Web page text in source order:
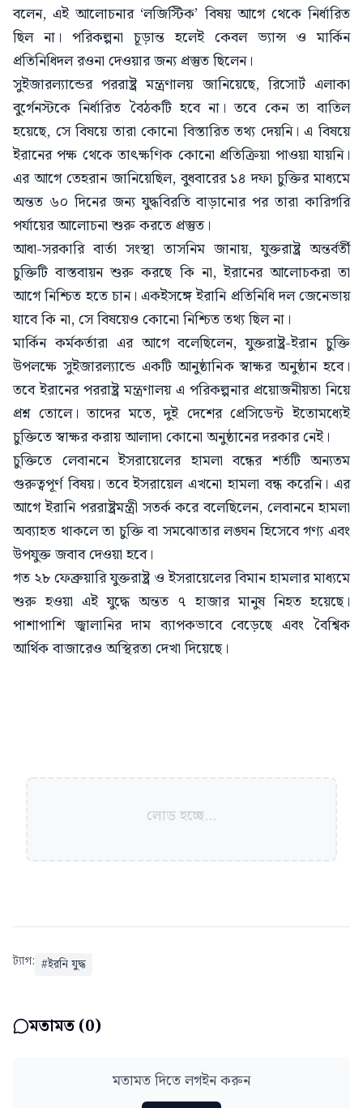
বলেন, এই আলোচনার ‘লজিস্টিক’ বিষয় আগে থেকে নির্ধারিত
ছিল না। পরিকল্পনা চূড়ান্ত হলেই কেবল ভ্যান্স ও মার্কিন
প্রতিনিধিদল রওনা দেওয়ার জন্য প্রস্তুত ছিলেন।
সুইজারল্যান্ডের পররাষ্ট্র মন্ত্রণালয় জানিয়েছে, রিসোর্ট এলাকা
বুর্গেনস্টকে নির্ধারিত বৈঠকটি হবে না। তবে কেন তা বাতিল
হয়েছে, সে বিষয়ে তারা কোনো বিস্তারিত তথ্য দেয়নি। এ বিষয়ে
ইরানের পক্ষ থেকে তাৎক্ষণিক কোনো প্রতিক্রিয়া পাওয়া যায়নি।
এর আগে তেহরান জানিয়েছিল, বুধবারের ১৪ দফা চুক্তির মাধ্যমে
অন্তত ৬০ দিনের জন্য যুদ্ধবিরতি বাড়ানোর পর তারা কারিগরি
পর্যায়ের আলোচনা শুরু করতে প্রস্তুত।
আধা-সরকারি বার্তা সংস্থা তাসনিম জানায়, যুক্তরাষ্ট্র অন্তর্বর্তী
চুক্তিটি বাস্তবায়ন শুরু করছে কি না, ইরানের আলোচকরা তা
আগে নিশ্চিত হতে চান। একইসঙ্গে ইরানি প্রতিনিধি দল জেনেভায়
যাবে কি না, সে বিষয়েও কোনো নিশ্চিত তথ্য ছিল না।
মার্কিন কর্মকর্তারা এর আগে বলেছিলেন, যুক্তরাষ্ট্র-ইরান চুক্তি
উপলক্ষে সুইজারল্যান্ডে একটি আনুষ্ঠানিক স্বাক্ষর অনুষ্ঠান হবে।
তবে ইরানের পররাষ্ট্র মন্ত্রণালয় এ পরিকল্পনার প্রয়োজনীয়তা নিয়ে
প্রশ্ন তোলে। তাদের মতে, দুই দেশের প্রেসিডেন্ট ইতোমধ্যেই
চুক্তিতে স্বাক্ষর করায় আলাদা কোনো অনুষ্ঠানের দরকার নেই।
চুক্তিতে লেবাননে ইসরায়েলের হামলা বন্ধের শর্তটি অন্যতম
গুরুত্বপূর্ণ বিষয়। তবে ইসরায়েল এখনো হামলা বন্ধ করেনি। এর
আগে ইরানি পররাষ্ট্রমন্ত্রী সতর্ক করে বলেছিলেন, লেবাননে হামলা
অব্যাহত থাকলে তা চুক্তি বা সমঝোতার লঙ্ঘন হিসেবে গণ্য এবং
উপযুক্ত জবাব দেওয়া হবে।
গত ২৮ ফেব্রুয়ারি যুক্তরাষ্ট্র ও ইসরায়েলের বিমান হামলার মাধ্যমে
শুরু হওয়া এই যুদ্ধে অন্তত ৭ হাজার মানুষ নিহত হয়েছে।
পাশাপাশি জ্বালানির দাম ব্যাপকভাবে বেড়েছে এবং বৈশ্বিক
আর্থিক বাজারেও অস্থিরতা দেখা দিয়েছে।
লোড হচ্ছে...
ট্যাগ: #ইরনি যুদ্ধ
মতামত (0)
মতামত দিতে লগইন করুন